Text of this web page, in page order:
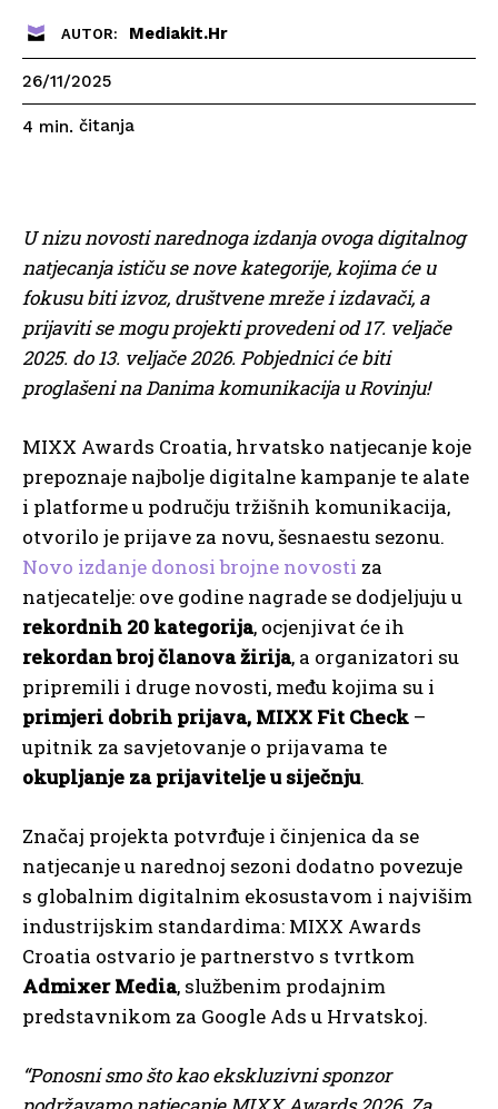
AUTOR: Mediakit.hr
26/11/2025
4 min. čitanja
U nizu novosti narednoga izdanja ovoga digitalnog
natjecanja ističu se nove kategorije, kojima će u
fokusu biti izvoz, društvene mreže i izdavači, a
prijaviti se mogu projekti provedeni od 17. veljače
2025. do 13. veljače 2026. Pobjednici će biti
proglašeni na Danima komunikacija u Rovinju!
MIXX Awards Croatia, hrvatsko natjecanje koje
prepoznaje najbolje digitalne kampanje te alate
i platforme u području tržišnih komunikacija,
otvorilo je prijave za novu, šesnaestu sezonu.
Novo izdanje donosi brojne novosti za
natjecatelje: ove godine nagrade se dodjeljuju u
rekordnih 20 kategorija, ocjenjivat će ih
rekordan broj članova žirija, a organizatori su
pripremili i druge novosti, među kojima su i
primjeri dobrih prijava, MIXX Fit Check –
upitnik za savjetovanje o prijavama te
okupljanje za prijavitelje u siječnju.
Značaj projekta potvrđuje i činjenica da se
natjecanje u narednoj sezoni dodatno povezuje
s globalnim digitalnim ekosustavom i najvišim
industrijskim standardima: MIXX Awards
Croatia ostvario je partnerstvo s tvrtkom
Admixer Media, službenim prodajnim
predstavnikom za Google Ads u Hrvatskoj.
“Ponosni smo što kao ekskluzivni sponzor